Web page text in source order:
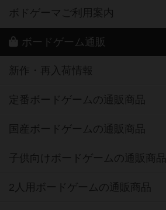
ボドゲーマご利用案内
ボードゲーム通販
新作・再入荷情報
定番ボードゲームの通販商品
国産ボードゲームの通販商品
子供向けボードゲームの通販商品
2人用ボードゲームの通販商品